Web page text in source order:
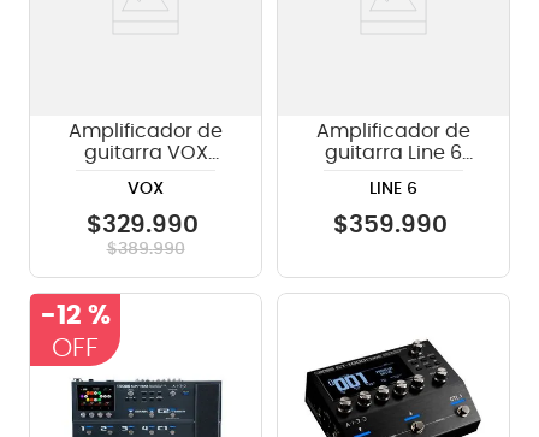
Amplificador de
guitarra VOX
VOX
$329.990
$389.990
Amplificador de
guitarra Line 6
30W
LINE 6
$359.990
-12 %